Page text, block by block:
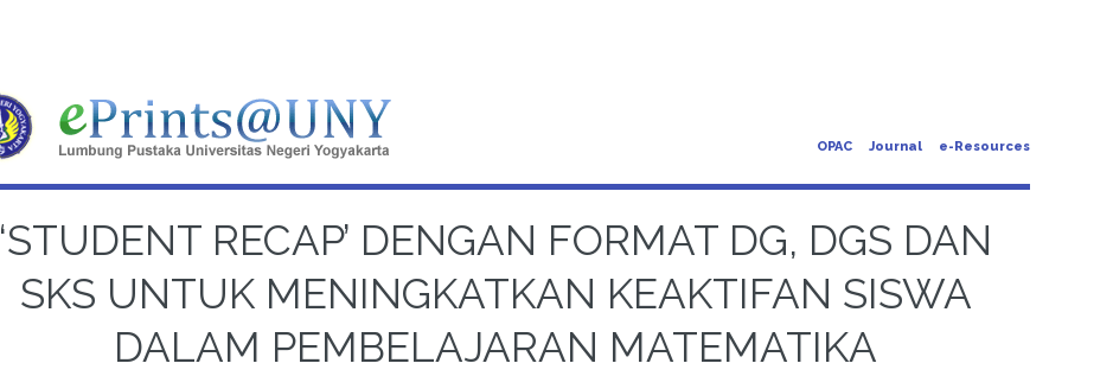
OPAC Journal e-Resources
‘STUDENT RECAP’ DENGAN FORMAT DG, DGS DAN
SKS UNTUK MENINGKATKAN KEAKTIFAN SISWA
DALAM PEMBELAJARAN MATEMATIKA